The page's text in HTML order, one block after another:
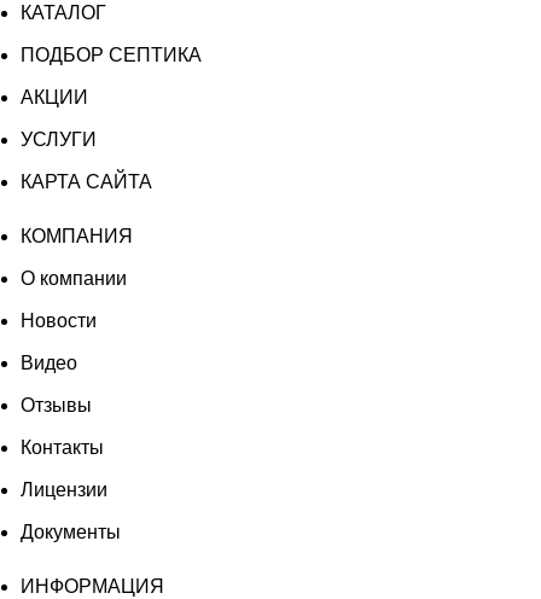
КАТАЛОГ
ПОДБОР СЕПТИКА
АКЦИИ
УСЛУГИ
КАРТА САЙТА
КОМПАНИЯ
О компании
Новости
Видео
Отзывы
Контакты
Лицензии
Документы
ИНФОРМАЦИЯ